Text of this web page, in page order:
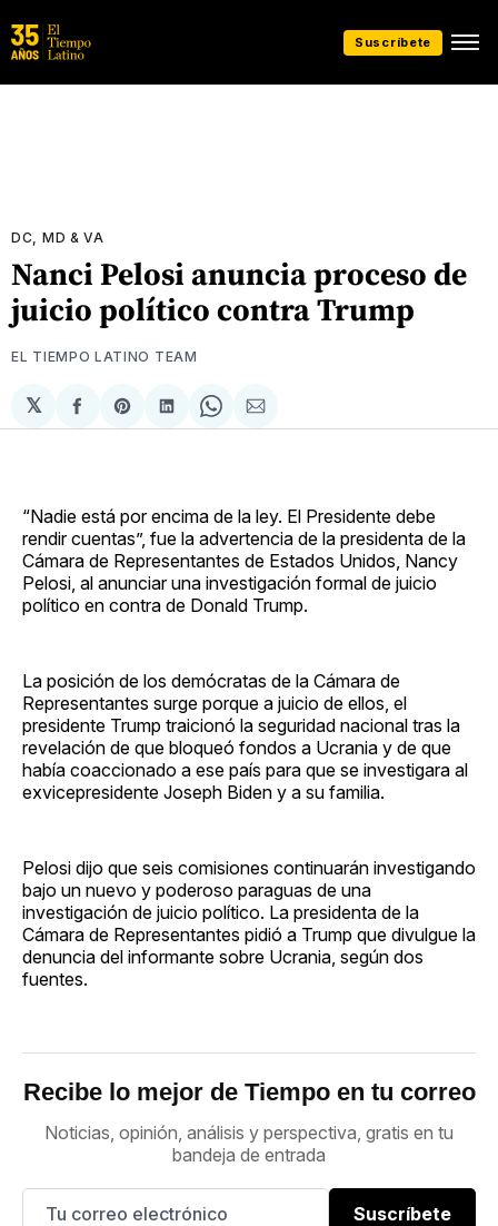
Suscríbete
DC, MD & VA
Nanci Pelosi anuncia proceso de
juicio político contra Trump
EL TIEMPO LATINO TEAM
𝕏
Compartir
en
Share
on
Compartir
en
Share
on
Compartir
via
“Nadie está por encima de la ley. El Presidente debe
rendir cuentas”, fue la advertencia de la presidenta de la
Cámara de Representantes de Estados Unidos, Nancy
Pelosi, al anunciar una investigación formal de juicio
político en contra de Donald Trump.
La posición de los demócratas de la Cámara de
Representantes surge porque a juicio de ellos, el
presidente Trump traicionó la seguridad nacional tras la
revelación de que bloqueó fondos a Ucrania y de que
había coaccionado a ese país para que se investigara al
exvicepresidente Joseph Biden y a su familia.
Pelosi dijo que seis comisiones continuarán investigando
bajo un nuevo y poderoso paraguas de una
investigación de juicio político. La presidenta de la
Cámara de Representantes pidió a Trump que divulgue la
denuncia del informante sobre Ucrania, según dos
fuentes.
Recibe lo mejor de Tiempo en tu correo
Noticias, opinión, análisis y perspectiva, gratis en tu
bandeja de entrada
Suscríbete